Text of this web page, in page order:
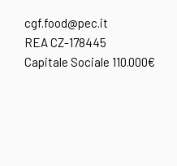
cgf.food@pec.it
REA CZ-178445
Capitale Sociale 110.000€